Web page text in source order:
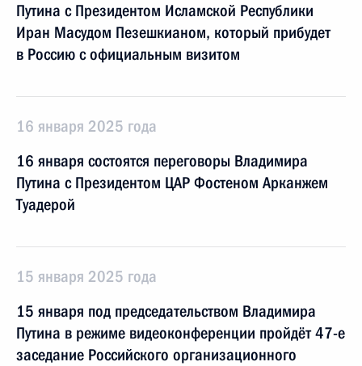
Путина с Президентом Исламской Республики
Иран Масудом Пезешкианом, который прибудет
в Россию с официальным визитом
16 января 2025 года
16 января состоятся переговоры Владимира
Путина с Президентом ЦАР Фостеном Арканжем
Туадерой
15 января 2025 года
15 января под председательством Владимира
Путина в режиме видеоконференции пройдёт 47-е
заседание Российского организационного